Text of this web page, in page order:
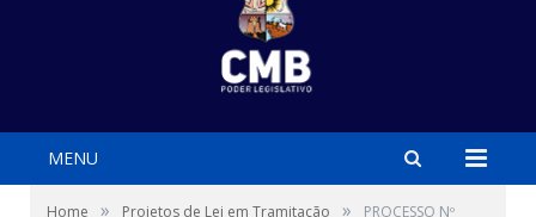
MENU
Home » Projetos de Lei em Tramitação »
PROCESSO Nº